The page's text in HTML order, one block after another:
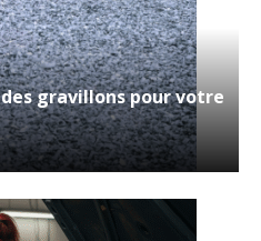
gravillons pour votre